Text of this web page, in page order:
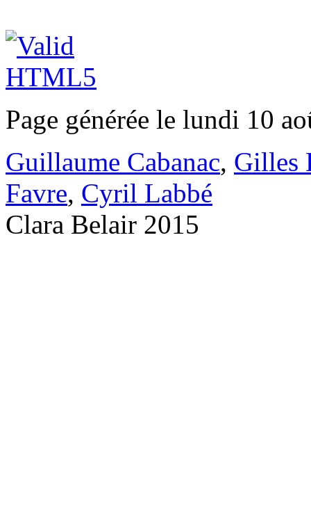
Page générée le lundi 10
Guillaume Cabanac, Gilles
Favre, Cyril Labbé
Clara Belair 2015